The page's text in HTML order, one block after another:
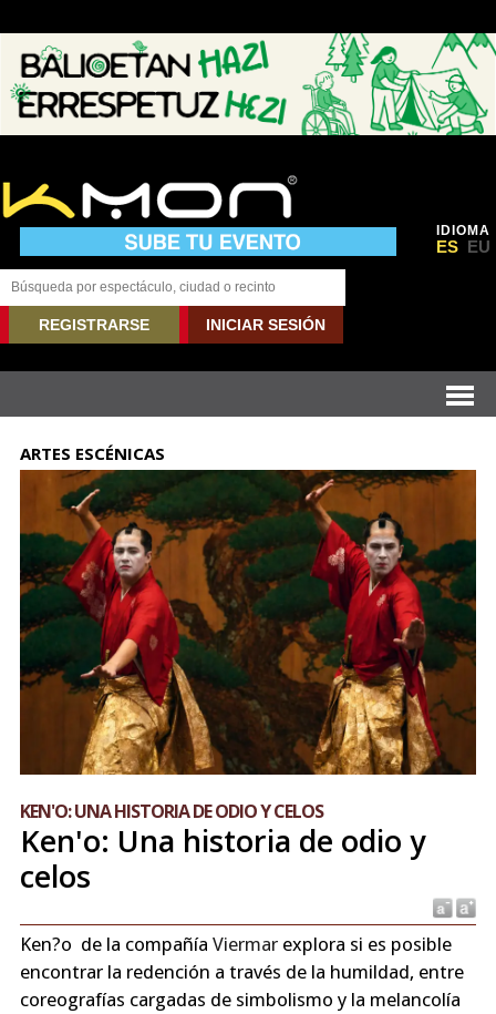
IDIOMA
ES EU
REGISTRARSE INICIAR SESIÓN
ARTES ESCÉNICAS
KEN'O: UNA HISTORIA DE ODIO Y CELOS
Ken'o: Una historia de odio y
celos
Ken?o de la compañía Viermarexplora si es posible
encontrar la redención a través de la humildad, entre
coreografías cargadas de simbolismo y la melancolía